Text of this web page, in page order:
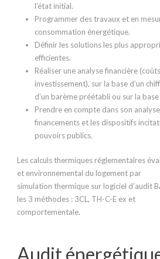
l’état initial.
Programmer des travaux et en
consommation énergétique.
Définir les solutions les plus
efficientes.
Réaliser une analyse financière
investissement), sur la base d’un
d’un barème préétabli ou sur la
Prendre en compte dans son
financements et les dispositifs
pouvoirs publics.
Les calculs thermiques réglementaires
et environnemental du logement par
simulation thermique sur logiciel d’audit
les 3 méthodes : 3CL, TH-C-E ex et
comportementale.
Audit